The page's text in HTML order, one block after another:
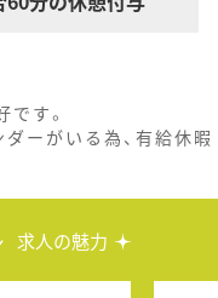
す。
ーがいる為、有給休暇
求人の魅力